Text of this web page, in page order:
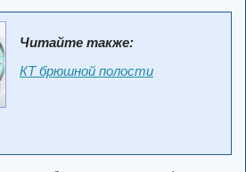
Читайте также:
КТ брюшной полости